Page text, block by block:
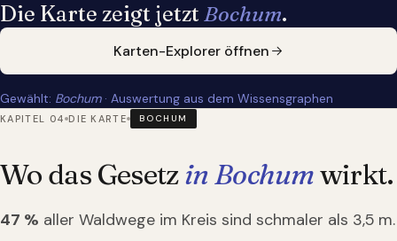
Die Karte zeigt jetzt Bochum.
Karten-Explorer öffnen
Gewählt: Bochum· Auswertung aus dem Wissensgraphen
KAPITEL 04 DIE KARTE BOCHUM
Wo das Gesetzin Bochumwirkt.
47 % aller Waldwege im Kreis sind schmaler als 3,5 m.